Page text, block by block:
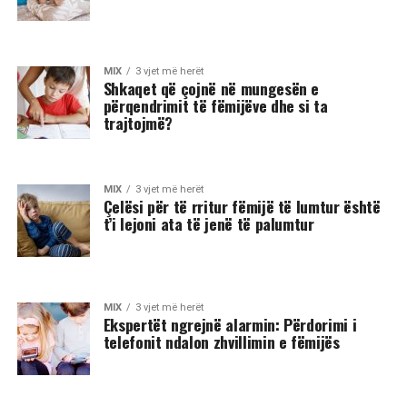
MIX 3 vjet më herët
Shkaqet që çojnë në mungesën e
përqendrimit të fëmijëve dhe si ta
trajtojmë?
MIX 3 vjet më herët
Çelësi për të rritur fëmijë të lumtur është
t’i lejoni ata të jenë të palumtur
MIX 3 vjet më herët
Ekspertët ngrejnë alarmin: Përdorimi i
telefonit ndalon zhvillimin e fëmijës